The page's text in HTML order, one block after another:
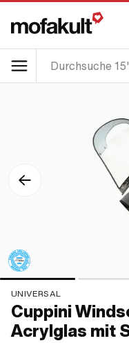
UNIVERSAL
Cuppini
Acrylglas mit